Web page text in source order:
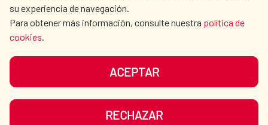
su experiencia de navegación.
Para obtener más información, consulte nuestra política de
cookies.
ACEPTAR
RECHAZAR
PROTECTION DES DONNÉES
PLAN DU SITE